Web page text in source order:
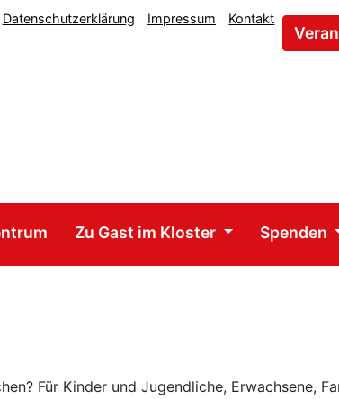
Datenschutzerklärung Impressum Kontakt
Zu Gast im Kloster Spenden
Für Kinder und Jugendliche, Erwachsene,